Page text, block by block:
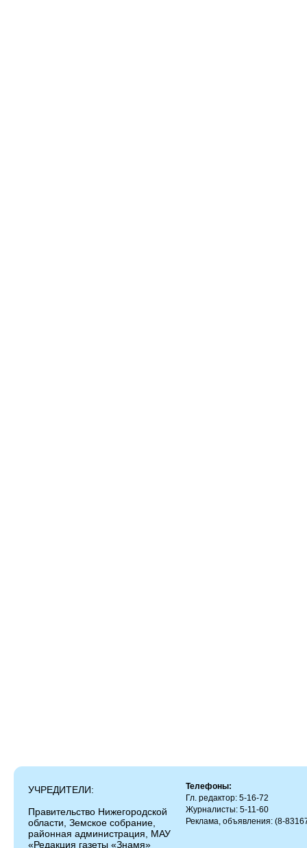
УЧРЕДИТЕЛИ:
Правительство Нижегородской
области, Земское собрание,
районная администрация, МАУ
«Редакция газеты «Знамя»
Телефоны:
Гл. редактор: 5-16-72
Журналисты: 5-11-60
Реклама, объявления: (8-